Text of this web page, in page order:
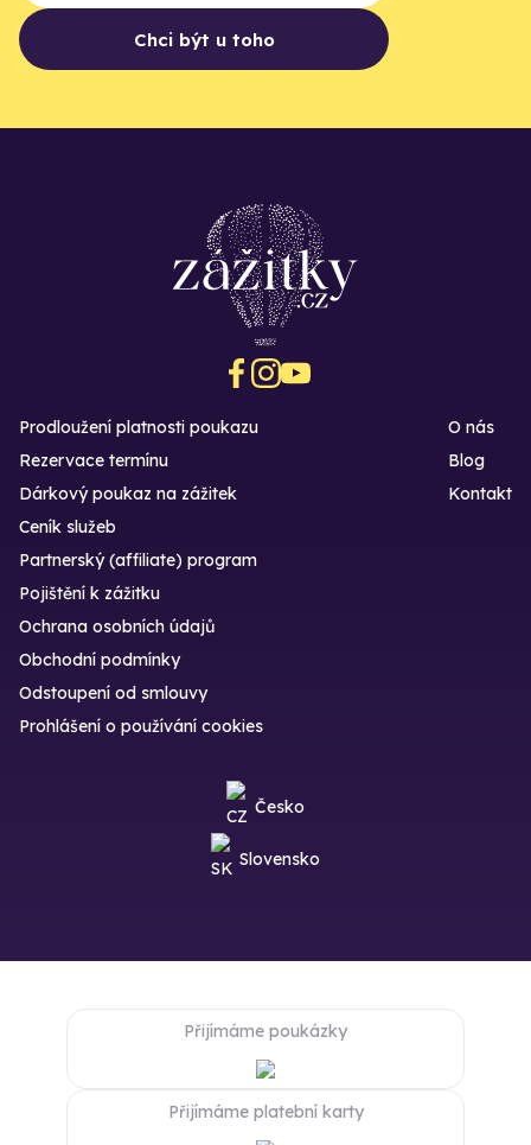
Chci být u toho
Prodloužení platnosti poukazu
Rezervace termínu
Dárkový poukaz na zážitek
O nás
Blog
Kontakt
Ceník služeb
Partnerský (affiliate) program
Pojištění k zážitku
Ochrana osobních údajů
Obchodní podmínky
Odstoupení od smlouvy
Prohlášení o používání cookies
Česko
Slovensko
Přijímáme poukázky
Přijímáme platební karty